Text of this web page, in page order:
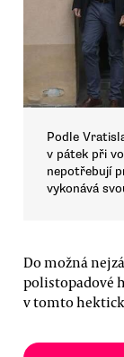
Podle
v pátek při
nepotřebují
vykonává
Do možná
polistopadové
v tomto